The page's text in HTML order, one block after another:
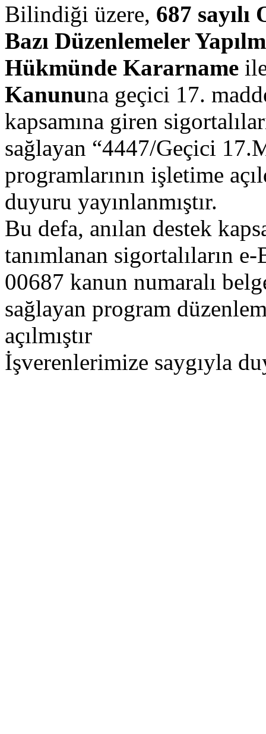
Bilindiği üzere, 687
Bazı Düzenlemeler
Hükmünde Kararname
Kanununa geçici 17.
kapsamına giren
sağlayan “4447/Geçici
programlarının işletime
duyuru yayınlanmıştır.
Bu defa, anılan destek
tanımlanan sigortalıların
00687 kanun numaralı
sağlayan program
açılmıştır
İşverenlerimize saygıyla